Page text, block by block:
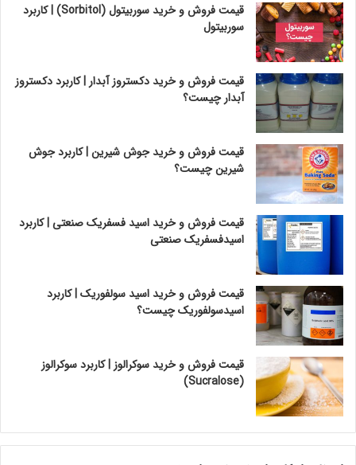
قیمت فروش و خرید سوربیتول (Sorbitol) | کاربرد
سوربیتول
قیمت فروش و خرید دکستروز آبدار | کاربرد دکستروز
آبدار چیست؟
قیمت فروش و خرید جوش شیرین | کاربرد جوش
شیرین چیست؟
قیمت فروش و خرید اسید فسفریک صنعتی | کاربرد
اسیدفسفریک صنعتی
قیمت فروش و خرید اسید سولفوریک | کاربرد
اسیدسولفوریک چیست؟
قیمت فروش و خرید سوکرالوز | کاربرد سوکرالوز
(Sucralose)